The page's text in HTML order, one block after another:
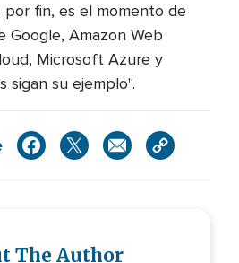
por fin, es el momento de
Google, Amazon Web
Microsoft Azure y
sigan su ejemplo".
The Author